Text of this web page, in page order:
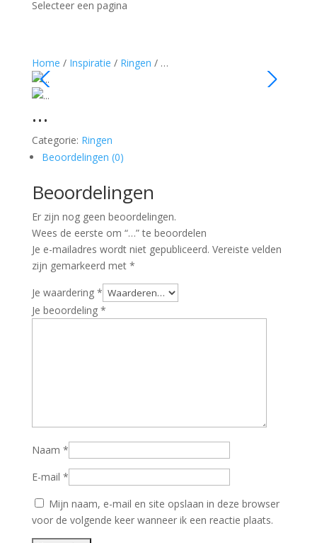
Selecteer een pagina
Home / Inspiratie / Ringen / …
…
Categorie: Ringen
Beoordelingen (0)
Beoordelingen
Er zijn nog geen beoordelingen.
Wees de eerste om “…” te beoordelen
Je e-mailadres wordt niet gepubliceerd. Vereiste velden
zijn gemarkeerd met *
Je waardering *
Je beoordeling *
Naam *
E-mail *
Mijn naam, e-mail en site opslaan in deze browser
voor de volgende keer wanneer ik een reactie plaats.